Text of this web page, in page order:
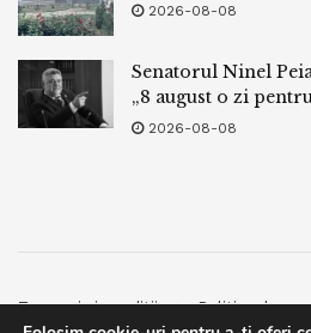
2026-08-08
Senatorul Ninel
„8 august o zi
2026-08-08
Termeni si conditii
Politica de